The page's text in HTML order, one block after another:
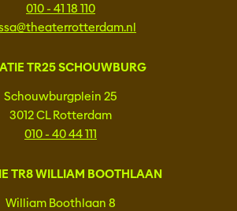
010 - 41 18 110
TR25 SCHOUWBURG
Schouwburgplein 25
3012 CL Rotterdam
010 - 40 44 111
TR8 WILLIAM BOOTHLAAN
William Boothlaan 8